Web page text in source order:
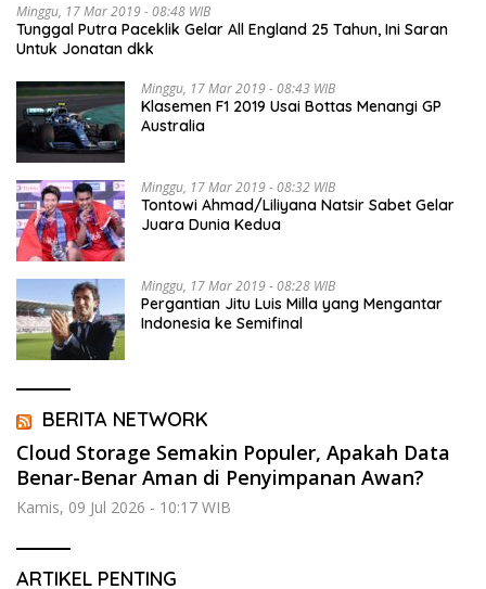
Minggu, 17 Mar 2019 - 08:48 WIB
Tunggal Putra Paceklik Gelar All England 25 Tahun, Ini Saran
Untuk Jonatan dkk
Minggu, 17 Mar 2019 - 08:43 WIB
Klasemen F1 2019 Usai Bottas Menangi GP
Australia
Minggu, 17 Mar 2019 - 08:32 WIB
Tontowi Ahmad/Liliyana Natsir Sabet Gelar
Juara Dunia Kedua
Minggu, 17 Mar 2019 - 08:28 WIB
Pergantian Jitu Luis Milla yang Mengantar
Indonesia ke Semifinal
BERITA NETWORK
Cloud Storage Semakin Populer, Apakah Data
Benar-Benar Aman di Penyimpanan Awan?
Kamis, 09 Jul 2026 - 10:17 WIB
ARTIKEL PENTING